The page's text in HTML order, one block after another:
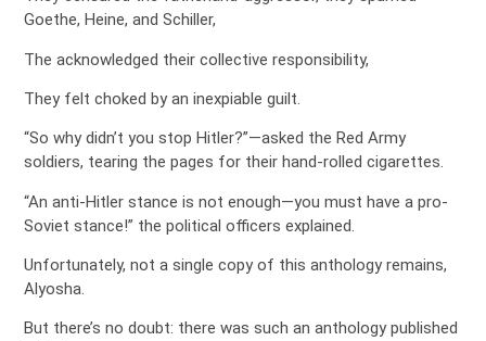
Goethe, Heine, and Schiller,
The acknowledged their collective responsibility,
They felt choked by an inexpiable guilt.
“So why didn’t you stop Hitler?”—asked the Red Army
soldiers, tearing the pages for their hand-rolled cigarettes.
“An anti-Hitler stance is not enough—you must have a pro-
Soviet stance!” the political officers explained.
Unfortunately, not a single copy of this anthology remains,
Alyosha.
But there’s no doubt: there was such an anthology published